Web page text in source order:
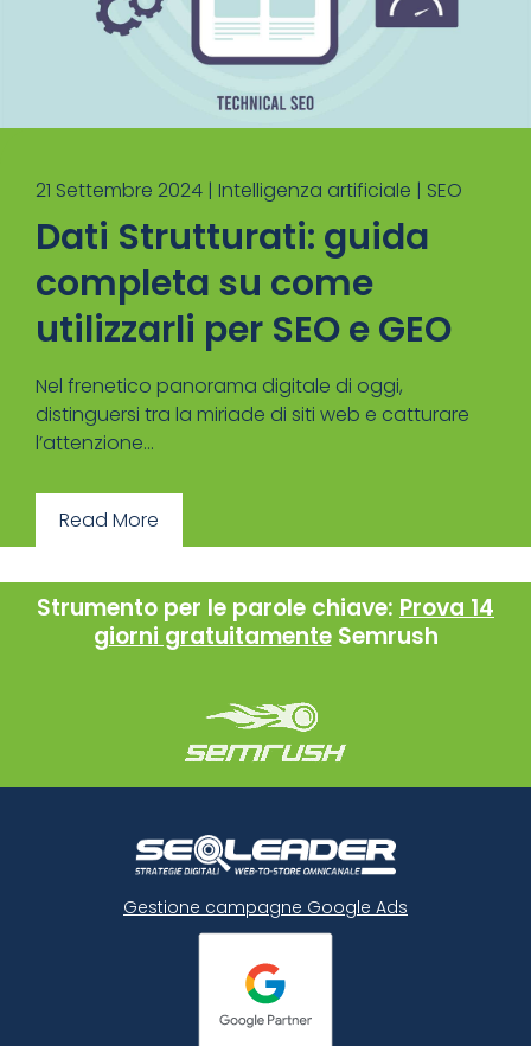
21 Settembre 2024 | Intelligenza artificiale | SEO
Dati Strutturati: guida
completa su come
utilizzarli per SEO e GEO
Nel frenetico panorama digitale di oggi,
distinguersi tra la miriade di siti web e catturare
l’attenzione...
Read More
Strumento per le parole chiave: Prova 14
giorni gratuitamente Semrush
Gestione campagne Google Ads